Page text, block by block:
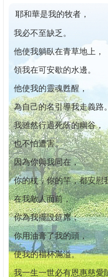
耶和華是我的牧者，
我必不至缺乏。
他使我躺臥在青草地上，
領我在可安歇的水邊。
他使我的靈魂甦醒，
為自己的名引導我走義路。
我雖然行過死蔭的幽谷，
也不怕遭害。
因為你與我同在，
你的杖，你的竿，都安慰
在我敵人面前，
你為我擺設筵席；
你用油膏了我的頭，
使我的福杯滿溢。
我一生一世必有恩惠慈愛
今已篩檢出1700位乳癌患